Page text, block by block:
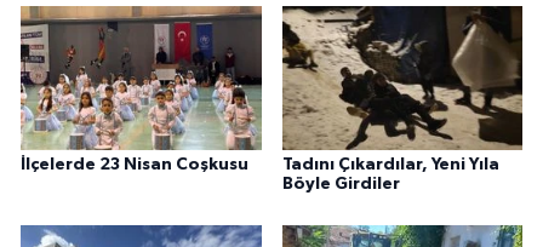
İlçelerde 23 Nisan Coşkusu
Tadını Çıkardılar, Yeni Yıla
Böyle Girdiler